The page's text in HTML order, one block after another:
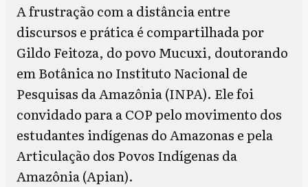
A frustração com a distância entre
discursos e prática é compartilhada por
Gildo Feitoza, do povo Mucuxi, doutorando
em Botânica no Instituto Nacional de
Pesquisas da Amazônia (INPA). Ele foi
convidado para a COP pelo movimento dos
estudantes indígenas do Amazonas e pela
Articulação dos Povos Indígenas da
Amazônia (Apian).